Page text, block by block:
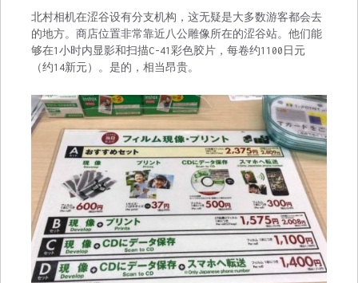
北村相机在涩谷设有分支机构，这无疑是大多数游客都会去
的地方。商店位置非常靠近八公雕像所在的涩谷站。他们能
够在1小时内显影和扫描C-41彩色胶片，每卷约1100日元
（约14新元）。是的，相当昂贵。